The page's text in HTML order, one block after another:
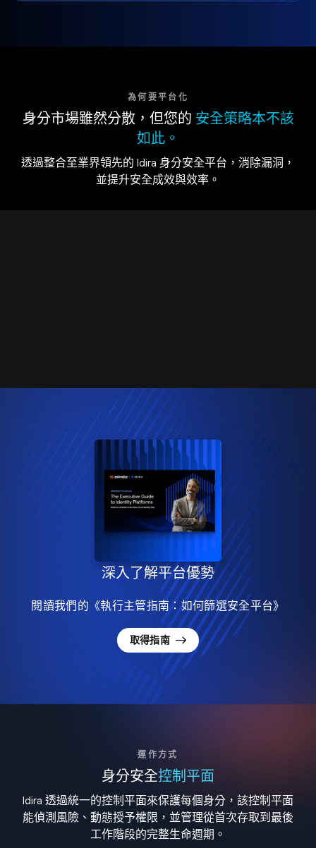
為何要平台化
身分市場雖然分散，但您的 安全策略本不該
如此。
透過整合至業界領先的 Idira 身分安全平台，消除漏洞，
並提升安全成效與效率。
深入了解平台優勢
閱讀我們的《執行主管指南：如何篩選安全平台》
取得指南
運作方式
身分安全控制平面
Idira 透過統一的控制平面來保護每個身分，該控制平面
能偵測風險、動態授予權限，並管理從首次存取到最後
工作階段的完整生命週期。